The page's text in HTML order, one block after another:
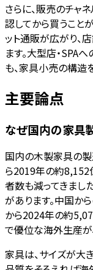
さらに、販売のチャ
認してから買うこと
ット通販が広がり、
ます。大型店・SPA
も、家具小売の構造
主要論点
なぜ国内の家具
国内の木製家具の
ら2019年の約8,152
者数も減ってきまし
があります。中国
から2024年の約
で優位な海外生産が
家具は、サイズが大